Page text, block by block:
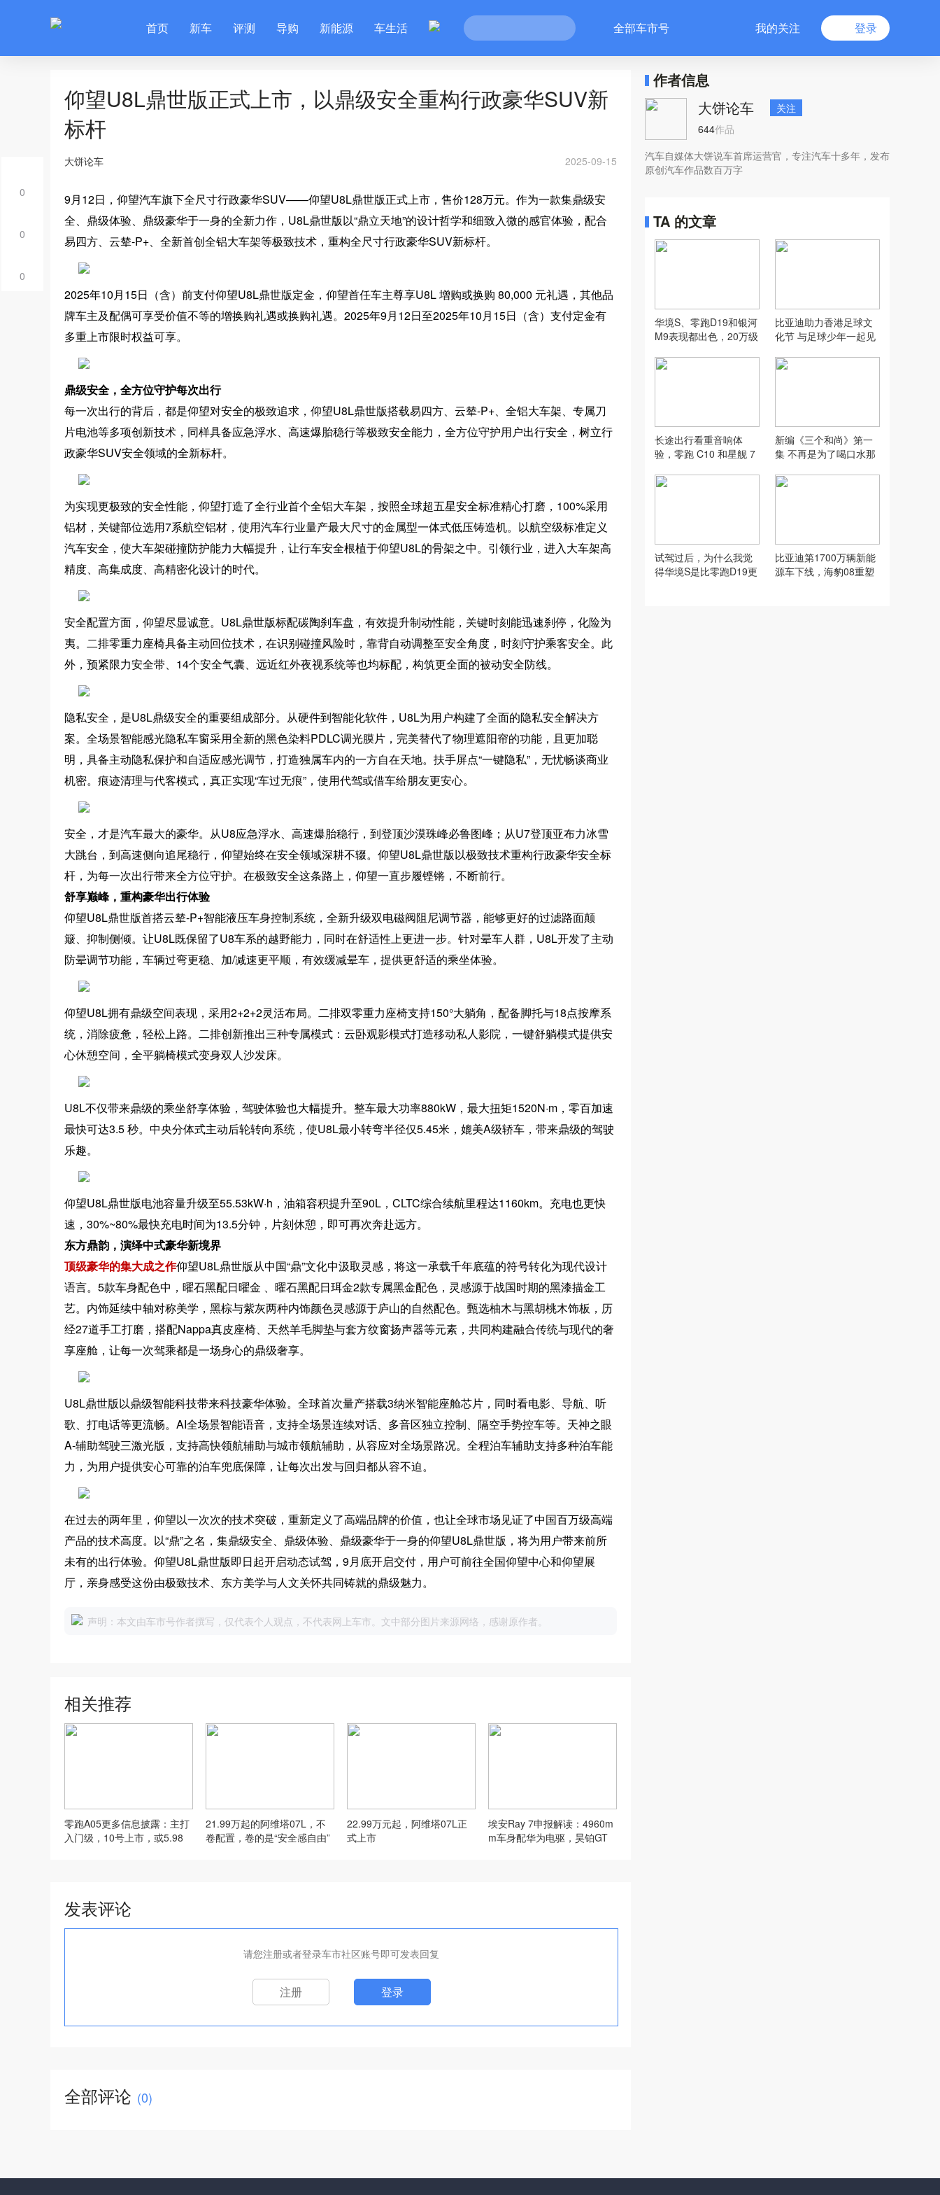
首页 新车 评测 导购 新能源 车生活 全部车市号 我的关注 登录
0
0
0
仰望U8L鼎世版正式上市，以鼎级安全重构行政豪华SUV新
标杆
大饼论车 2025-09-15
9月12日，仰望汽车旗下全尺寸行政豪华SUV——仰望U8L鼎世版正式上市，售价128万元。作为一款集鼎级安
全、鼎级体验、鼎级豪华于一身的全新力作，U8L鼎世版以“鼎立天地”的设计哲学和细致入微的感官体验，配合
易四方、云辇-P+、全新首创全铝大车架等极致技术，重构全尺寸行政豪华SUV新标杆。
2025年10月15日（含）前支付仰望U8L鼎世版定金，仰望首任车主尊享U8L 增购或换购 80,000 元礼遇，其他品
牌车主及配偶可享受价值不等的增换购礼遇或换购礼遇。2025年9月12日至2025年10月15日（含）支付定金有
多重上市限时权益可享。
鼎级安全，全方位守护每次出行
每一次出行的背后，都是仰望对安全的极致追求，仰望U8L鼎世版搭载易四方、云辇-P+、全铝大车架、专属刀
片电池等多项创新技术，同样具备应急浮水、高速爆胎稳行等极致安全能力，全方位守护用户出行安全，树立行
政豪华SUV安全领域的全新标杆。
为实现更极致的安全性能，仰望打造了全行业首个全铝大车架，按照全球超五星安全标准精心打磨，100%采用
铝材，关键部位选用7系航空铝材，使用汽车行业量产最大尺寸的金属型一体式低压铸造机。以航空级标准定义
汽车安全，使大车架碰撞防护能力大幅提升，让行车安全根植于仰望U8L的骨架之中。引领行业，进入大车架高
精度、高集成度、高精密化设计的时代。
安全配置方面，仰望尽显诚意。U8L鼎世版标配碳陶刹车盘，有效提升制动性能，关键时刻能迅速刹停，化险为
夷。二排零重力座椅具备主动回位技术，在识别碰撞风险时，靠背自动调整至安全角度，时刻守护乘客安全。此
外，预紧限力安全带、14个安全气囊、远近红外夜视系统等也均标配，构筑更全面的被动安全防线。
隐私安全，是U8L鼎级安全的重要组成部分。从硬件到智能化软件，U8L为用户构建了全面的隐私安全解决方
案。全场景智能感光隐私车窗采用全新的黑色染料PDLC调光膜片，完美替代了物理遮阳帘的功能，且更加聪
明，具备主动隐私保护和自适应感光调节，打造独属车内的一方自在天地。扶手屏点“一键隐私”，无忧畅谈商业
机密。痕迹清理与代客模式，真正实现“车过无痕”，使用代驾或借车给朋友更安心。
安全，才是汽车最大的豪华。从U8应急浮水、高速爆胎稳行，到登顶沙漠珠峰必鲁图峰；从U7登顶亚布力冰雪
大跳台，到高速侧向追尾稳行，仰望始终在安全领域深耕不辍。仰望U8L鼎世版以极致技术重构行政豪华安全标
杆，为每一次出行带来全方位守护。在极致安全这条路上，仰望一直步履铿锵，不断前行。
舒享巅峰，重构豪华出行体验
仰望U8L鼎世版首搭云辇-P+智能液压车身控制系统，全新升级双电磁阀阻尼调节器，能够更好的过滤路面颠
簸、抑制侧倾。让U8L既保留了U8车系的越野能力，同时在舒适性上更进一步。针对晕车人群，U8L开发了主动
防晕调节功能，车辆过弯更稳、加/减速更平顺，有效缓减晕车，提供更舒适的乘坐体验。
仰望U8L拥有鼎级空间表现，采用2+2+2灵活布局。二排双零重力座椅支持150°大躺角，配备脚托与18点按摩系
统，消除疲惫，轻松上路。二排创新推出三种专属模式：云卧观影模式打造移动私人影院，一键舒躺模式提供安
心休憩空间，全平躺椅模式变身双人沙发床。
U8L不仅带来鼎级的乘坐舒享体验，驾驶体验也大幅提升。整车最大功率880kW，最大扭矩1520N·m，零百加速
最快可达3.5 秒。中央分体式主动后轮转向系统，使U8L最小转弯半径仅5.45米，媲美A级轿车，带来鼎级的驾驶
乐趣。
仰望U8L鼎世版电池容量升级至55.53kW·h，油箱容积提升至90L，CLTC综合续航里程达1160km。充电也更快
速，30%~80%最快充电时间为13.5分钟，片刻休憩，即可再次奔赴远方。
东方鼎韵，演绎中式豪华新境界
顶级豪华的集大成之作仰望U8L鼎世版从中国“鼎”文化中汲取灵感，将这一承载千年底蕴的符号转化为现代设计
语言。5款车身配色中，曜石黑配日曜金 、曜石黑配日珥金2款专属黑金配色，灵感源于战国时期的黑漆描金工
艺。内饰延续中轴对称美学，黑棕与紫灰两种内饰颜色灵感源于庐山的自然配色。甄选柚木与黑胡桃木饰板，历
经27道手工打磨，搭配Nappa真皮座椅、天然羊毛脚垫与套方纹窗扬声器等元素，共同构建融合传统与现代的奢
享座舱，让每一次驾乘都是一场身心的鼎级奢享。
U8L鼎世版以鼎级智能科技带来科技豪华体验。全球首次量产搭载3纳米智能座舱芯片，同时看电影、导航、听
歌、打电话等更流畅。AI全场景智能语音，支持全场景连续对话、多音区独立控制、隔空手势控车等。天神之眼
A-辅助驾驶三激光版，支持高快领航辅助与城市领航辅助，从容应对全场景路况。全程泊车辅助支持多种泊车能
力，为用户提供安心可靠的泊车兜底保障，让每次出发与回归都从容不迫。
在过去的两年里，仰望以一次次的技术突破，重新定义了高端品牌的价值，也让全球市场见证了中国百万级高端
产品的技术高度。以“鼎”之名，集鼎级安全、鼎级体验、鼎级豪华于一身的仰望U8L鼎世版，将为用户带来前所
未有的出行体验。仰望U8L鼎世版即日起开启动态试驾，9月底开启交付，用户可前往全国仰望中心和仰望展
厅，亲身感受这份由极致技术、东方美学与人文关怀共同铸就的鼎级魅力。
声明：本文由车市号作者撰写，仅代表个人观点，不代表网上车市。文中部分图片来源网络，感谢原作者。
相关推荐
零跑A05更多信息披露：主打
入门级，10号上市，或5.98
21.99万起的阿维塔07L，不
卷配置，卷的是“安全感自由”
22.99万元起，阿维塔07L正
式上市
埃安Ray 7申报解读：4960m
m车身配华为电驱，昊铂GT
发表评论
请您注册或者登录车市社区账号即可发表回复
注册 登录
全部评论 (0)
作者信息
大饼论车
关注
644作品
汽车自媒体大饼说车首席运营官，专注汽车十多年，发布
原创汽车作品数百万字
TA 的文章
华境S、零跑D19和银河
M9表现都出色，20万级
比亚迪助力香港足球文
化节 与足球少年一起见
长途出行看重音响体
验，零跑 C10 和星舰 7
新编《三个和尚》第一
集 不再是为了喝口水那
和尚，卷进了宣朝的灭
新编《三个和尚》 #AI #
短剧 #神话 #故事 #小说
试驾过后，为什么我觉
得华境S是比零跑D19更
比亚迪第1700万辆新能
源车下线，海豹08重塑